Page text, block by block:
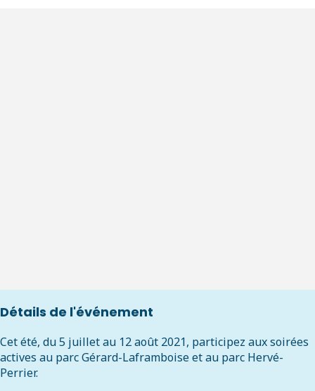
Détails de l'événement
Cet été, du 5 juillet au 12 août 2021, participez aux soirées
actives au parc Gérard-Laframboise et au parc Hervé-
Perrier.